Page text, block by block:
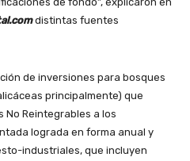
distintas fuentes
de inversiones para bosques
principalmente) que
No Reintegrables a los
lograda en forma anual y
industriales, que incluyen